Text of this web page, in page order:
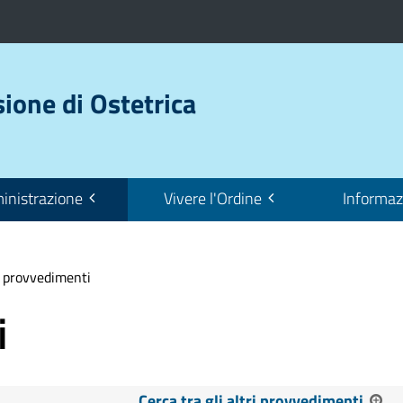
di Ostetrica
Vivere l'Ordine